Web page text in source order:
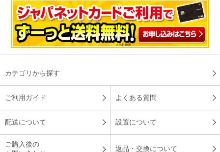
カテゴリから探す
ご利用ガイド よくある質問
配送について 設置について
ご購入後の
返品・交換について